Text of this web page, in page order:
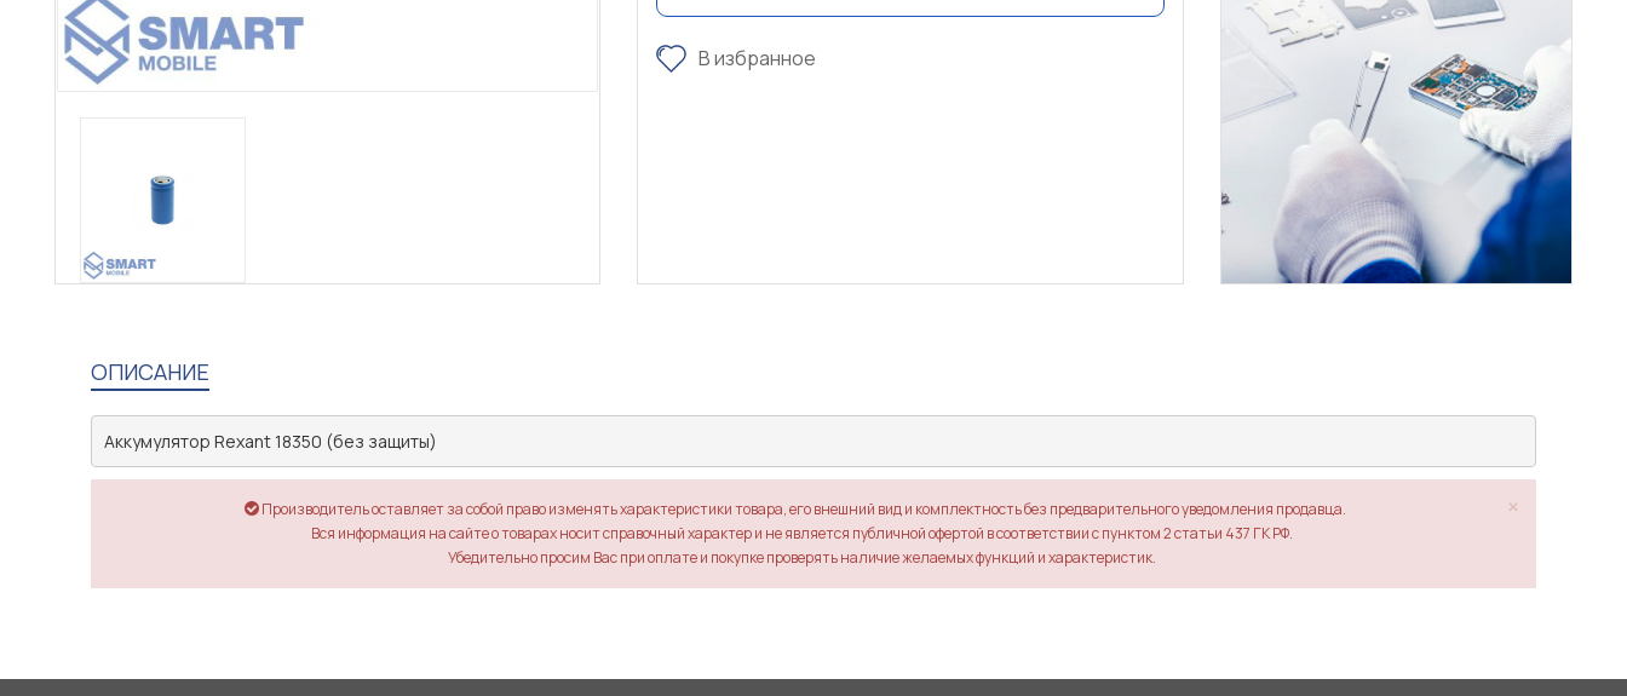
В избранное
ОПИСАНИЕ
Аккумулятор Rexant 18350 (без защиты)
×
Производитель оставляет за собой право изменять характеристики товара, его внешний вид и комплектность без предварительного уведомления продавца.
Вся информация на сайте о товарах носит справочный характер и не является публичной офертой в соответствии с пунктом 2 статьи 437 ГК РФ.
Убедительно просим Вас при оплате и покупке проверять наличие желаемых функций и характеристик.